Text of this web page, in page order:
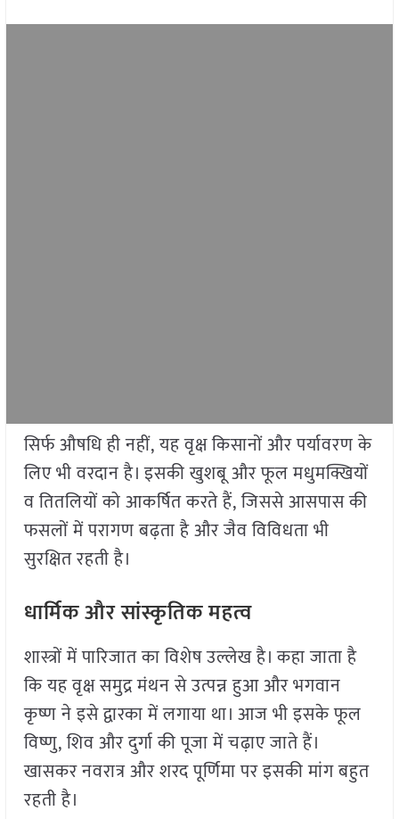
सिर्फ औषधि ही नहीं, यह वृक्ष किसानों और पर्यावरण के
लिए भी वरदान है। इसकी खुशबू और फूल मधुमक्खियों
व तितलियों को आकर्षित करते हैं, जिससे आसपास की
फसलों में परागण बढ़ता है और जैव विविधता भी
सुरक्षित रहती है।
धार्मिक और सांस्कृतिक महत्व
शास्त्रों में पारिजात का विशेष उल्लेख है। कहा जाता है
कि यह वृक्ष समुद्र मंथन से उत्पन्न हुआ और भगवान
कृष्ण ने इसे द्वारका में लगाया था। आज भी इसके फूल
विष्णु, शिव और दुर्गा की पूजा में चढ़ाए जाते हैं।
खासकर नवरात्र और शरद पूर्णिमा पर इसकी मांग बहुत
रहती है।